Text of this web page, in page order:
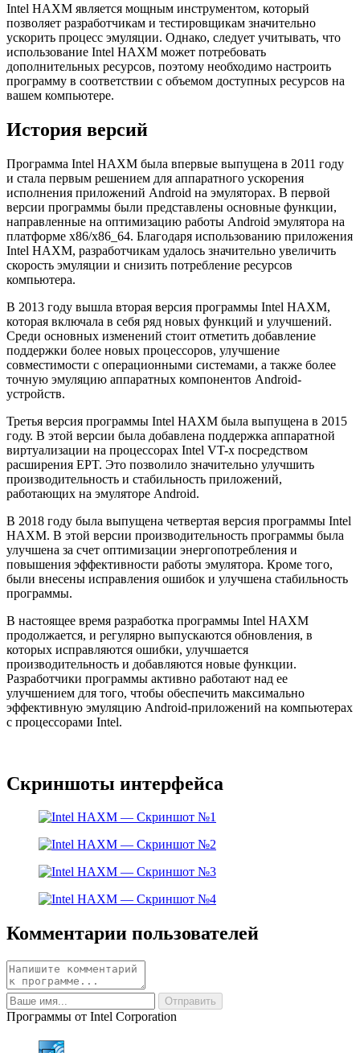
Intel HAXM является мощным инструментом, который
позволяет разработчикам и тестировщикам значительно
ускорить процесс эмуляции. Однако, следует учитывать, что
использование Intel HAXM может потребовать
дополнительных ресурсов, поэтому необходимо настроить
программу в соответствии с объемом доступных ресурсов на
вашем компьютере.
История версий
Программа Intel HAXM была впервые выпущена в 2011 году
и стала первым решением для аппаратного ускорения
исполнения приложений Android на эмуляторах. В первой
версии программы были представлены основные функции,
направленные на оптимизацию работы Android эмулятора на
платформе x86/x86_64. Благодаря использованию приложения
Intel HAXM, разработчикам удалось значительно увеличить
скорость эмуляции и снизить потребление ресурсов
компьютера.
В 2013 году вышла вторая версия программы Intel HAXM,
которая включала в себя ряд новых функций и улучшений.
Среди основных изменений стоит отметить добавление
поддержки более новых процессоров, улучшение
совместимости с операционными системами, а также более
точную эмуляцию аппаратных компонентов Android-
устройств.
Третья версия программы Intel HAXM была выпущена в 2015
году. В этой версии была добавлена поддержка аппаратной
виртуализации на процессорах Intel VT-x посредством
расширения EPT. Это позволило значительно улучшить
производительность и стабильность приложений,
работающих на эмуляторе Android.
В 2018 году была выпущена четвертая версия программы Intel
HAXM. В этой версии производительность программы была
улучшена за счет оптимизации энергопотребления и
повышения эффективности работы эмулятора. Кроме того,
были внесены исправления ошибок и улучшена стабильность
программы.
В настоящее время разработка программы Intel HAXM
продолжается, и регулярно выпускаются обновления, в
которых исправляются ошибки, улучшается
производительность и добавляются новые функции.
Разработчики программы активно работают над ее
улучшением для того, чтобы обеспечить максимально
эффективную эмуляцию Android-приложений на компьютерах
с процессорами Intel.
Скриншоты интерфейса
Комментарии пользователей
Программы от Intel Corporation